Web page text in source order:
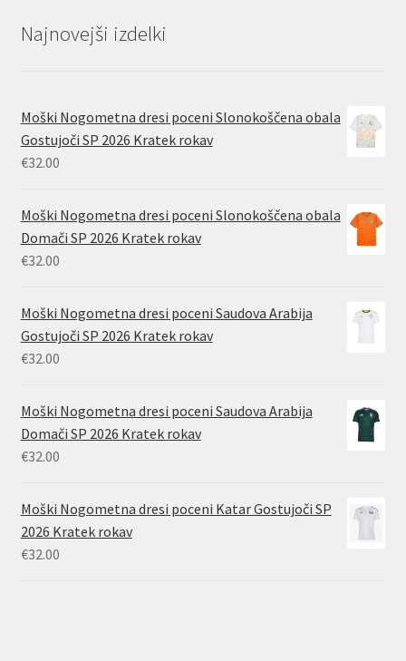
Najnovejši izdelki
Moški Nogometna dresi poceni Slonokoščena obala
Gostujoči SP 2026 Kratek rokav
€32.00
Moški Nogometna dresi poceni Slonokoščena obala
Domači SP 2026 Kratek rokav
€32.00
Moški Nogometna dresi poceni Saudova Arabija
Gostujoči SP 2026 Kratek rokav
€32.00
Moški Nogometna dresi poceni Saudova Arabija
Domači SP 2026 Kratek rokav
€32.00
Moški Nogometna dresi poceni Katar Gostujoči SP
2026 Kratek rokav
€32.00